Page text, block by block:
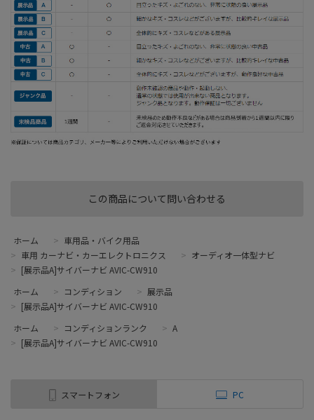
この商品について問い合わせる
ホーム > 車用品・バイク用品
> 車用 カーナビ・カーエレクトロニクス > オーディオ一体型ナビ
> [展示品A]サイバーナビ AVIC-CW910
ホーム
> コンディション > 展示品
> [展示品A]サイバーナビ AVIC-CW910
ホーム
> コンディションランク > A
> [展示品A]サイバーナビ AVIC-CW910
スマートフォン PC